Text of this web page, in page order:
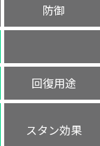
防御
回復用途
スタン効果